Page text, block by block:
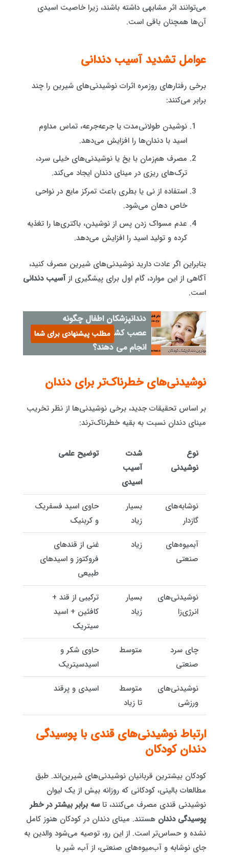
می‌توانند اثر مشابهی داشته باشند، زیرا خاصیت اسیدی
آن‌ها همچنان باقی است.
عوامل تشدید آسیب دندانی
برخی رفتارهای روزمره اثرات نوشیدنی‌های شیرین را چند
برابر می‌کنند:
نوشیدن طولانی‌مدت یا جرعه‌جرعه، تماس مداوم
اسید با دندان‌ها را افزایش می‌دهد.
مصرف هم‌زمان با یخ یا نوشیدنی‌های خیلی سرد،
ترک‌های ریزی در مینای دندان ایجاد می‌کند.
استفاده از نی یا بطری باعث تمرکز مایع در نواحی
خاص دهان می‌شود.
عدم مسواک زدن پس از نوشیدن، باکتری‌ها را تغذیه
کرده و تولید اسید را افزایش می‌دهد.
بنابراین اگر عادت دارید نوشیدنی‌های شیرین مصرف کنید،
آگاهی از این موارد، گام اول برای پیشگیری ازآسیب دندانی
است.
دندانپزشکان اطفال چگونه
عصب کشی را برای کودکان
انجام می دهند؟
مطلب پیشنهادی برای شما
نوشیدنی‌های خطرناک‌تر برای دندان
بر اساس تحقیقات جدید، برخی نوشیدنی‌ها از نظر تخریب
مینای دندان نسبت به بقیه خطرناک‌ترند:
نوع
نوشیدنی
شدت
آسیب
اسیدی
توضیح علمی
نوشابه‌های
گازدار
بسیار
زیاد
حاوی اسید فسفریک
و کربنیک
آبمیوه‌های
صنعتی
زیاد
غنی از قندهای
فروکتوز و اسیدهای
طبیعی
نوشیدنی‌های
انرژی‌زا
بسیار
زیاد
ترکیبی از قند +
کافئین + اسید
سیتریک
چای سرد
صنعتی
متوسط
حاوی شکر و
اسیدسیتریک
نوشیدنی‌های
ورزشی
متوسط
تا زیاد
اسیدی و پرقند
ارتباط نوشیدنی‌های قندی با پوسیدگی
دندان کودکان
کودکان بیشترین قربانیان نوشیدنی‌های شیرین‌اند. طبق
مطالعات بالینی، کودکانی که روزانه بیش از یک لیوان
نوشیدنی قندی مصرف می‌کنند، تاسه برابر بیشتر در خطر
پوسیدگی دندان هستند. مینای دندان در کودکان هنوز کامل
نشده و حساس‌تر است. از این رو، توصیه می‌شود والدین به
جای نوشابه و آب‌میوه‌های صنعتی، از آب، شیر یا